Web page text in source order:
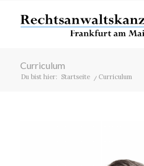
Curriculum
Du bist hier: Startseite / Curriculum